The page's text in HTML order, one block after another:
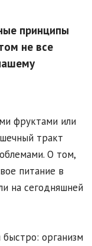
принципы
не все
фруктами или
тракт
О том,
питание в
на сегодняшней
организм